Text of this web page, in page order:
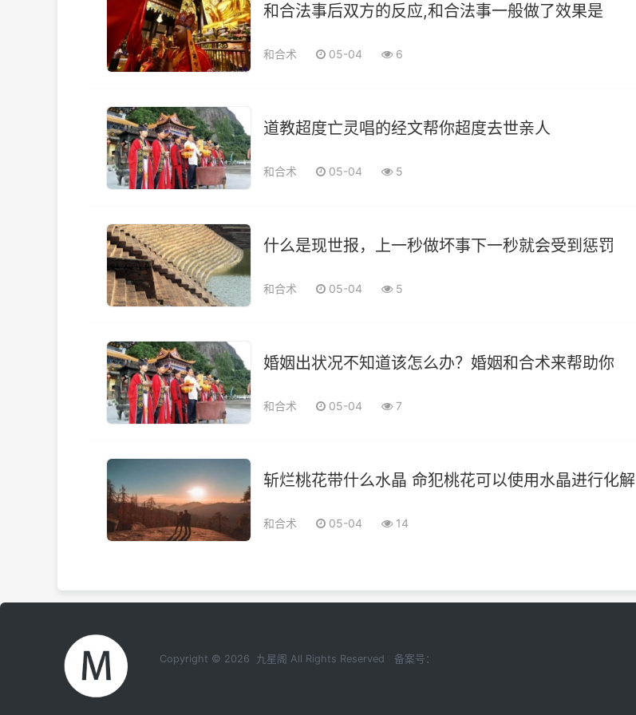
和合法事后双方的反应,和合法事一般做了效果是
和合术 05-04 6
道教超度亡灵唱的经文帮你超度去世亲人
和合术 05-04 5
什么是现世报，上一秒做坏事下一秒就会受到惩罚
和合术 05-04 5
婚姻出状况不知道该怎么办？婚姻和合术来帮助你
和合术 05-04 7
斩烂桃花带什么水晶 命犯桃花可以使用水晶进行化解
和合术 05-04 14
Copyright © 2026 九星阁 All Rights Reserved 备案号：